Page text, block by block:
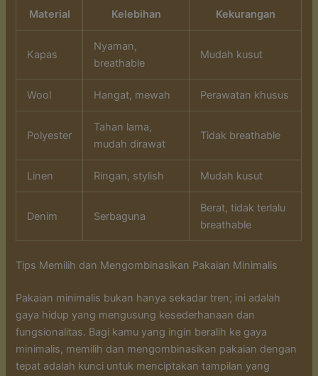
Material Kelebihan Kekurangan
Kapas
Nyaman,
breathable
Mudah kusut
Wool Hangat, mewah Perawatan khusus
Polyester
Tahan lama,
mudah dirawat
Tidak breathable
Linen Ringan, stylish Mudah kusut
Denim Serbaguna
Berat, tidak terlalu
breathable
Tips Memilih dan Mengombinasikan Pakaian Minimalis
Pakaian minimalis bukan hanya sekadar tren; ini adalah
gaya hidup yang mengusung kesederhanaan dan
fungsionalitas. Bagi kamu yang ingin beralih ke gaya
minimalis, memilih dan mengombinasikan pakaian dengan
tepat adalah kunci untuk menciptakan tampilan yang